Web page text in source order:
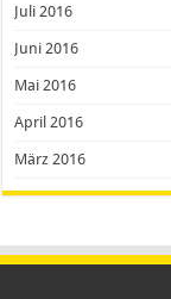
Juli 2016
Juni 2016
Mai 2016
April 2016
März 2016